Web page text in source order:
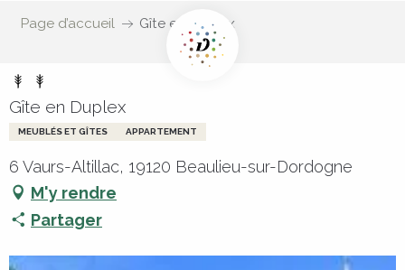
Page d’accueil Gîte en Duplex
Gîte en Duplex
MEUBLÉS ET GÎTES APPARTEMENT
6 Vaurs-Altillac, 19120 Beaulieu-sur-Dordogne
M'y rendre
Partager